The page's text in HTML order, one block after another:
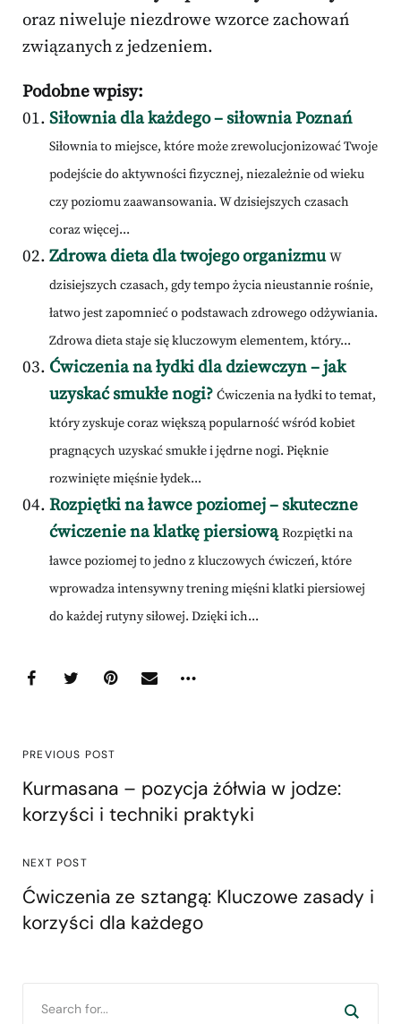
oraz niweluje niezdrowe wzorce zachowań
związanych z jedzeniem.
Podobne wpisy:
Siłownia dla każdego – siłownia Poznań
Siłownia to miejsce, które może zrewolucjonizować Twoje
podejście do aktywności fizycznej, niezależnie od wieku
czy poziomu zaawansowania. W dzisiejszych czasach
coraz więcej...
Zdrowa dieta dla twojego organizmu W
dzisiejszych czasach, gdy tempo życia nieustannie rośnie,
łatwo jest zapomnieć o podstawach zdrowego odżywiania.
Zdrowa dieta staje się kluczowym elementem, który...
Ćwiczenia na łydki dla dziewczyn – jak
uzyskać smukłe nogi? Ćwiczenia na łydki to temat,
który zyskuje coraz większą popularność wśród kobiet
pragnących uzyskać smukłe i jędrne nogi. Pięknie
rozwinięte mięśnie łydek...
Rozpiętki na ławce poziomej – skuteczne
ćwiczenie na klatkę piersiową Rozpiętki na
ławce poziomej to jedno z kluczowych ćwiczeń, które
wprowadza intensywny trening mięśni klatki piersiowej
do każdej rutyny siłowej. Dzięki ich...
PREVIOUS POST
Kurmasana – pozycja żółwia w jodze:
korzyści i techniki praktyki
NEXT POST
Ćwiczenia ze sztangą: Kluczowe zasady i
korzyści dla każdego